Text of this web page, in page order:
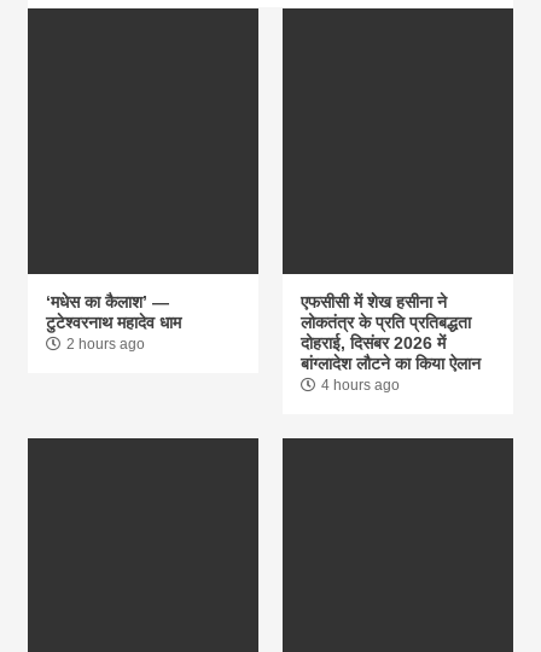
‘मधेस का कैलाश’ —
टुटेश्वरनाथ महादेव धाम
2 hours ago
एफसीसी में शेख हसीना ने
लोकतंत्र के प्रति प्रतिबद्धता
दोहराई, दिसंबर 2026 में
बांग्लादेश लौटने का किया ऐलान
4 hours ago